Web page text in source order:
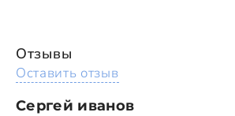
Отзывы
Оставить отзыв
Сергей иванов